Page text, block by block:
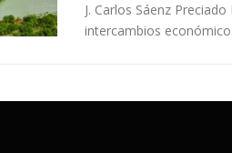
J. Carlos Sáenz
intercambios